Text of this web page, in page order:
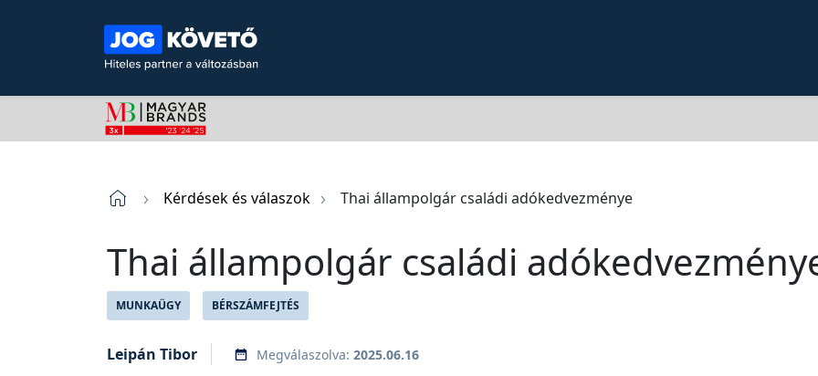
Kérdések és válaszok Thai állampolgár családi adókedvezménye
Thai állampolgár családi
MUNKAÜGY BÉRSZÁMFEJTÉS
Leipán Tibor Megválaszolva: 2025.06.16